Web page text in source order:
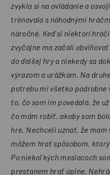
zvykla si na ovládanie a
trénovala s náhodnými
náročné. Keď si niektorí
zvyčajne ma začali
do ďalšej hry a niekedy sa
výrazom a urážkam. Na
potrebu mi všetko podrobne
to, čo som im povedala, že
čo mám robiť, akoby som
hre. Nechceli uznať, že mám
môžem hrať spôsobom, ktorý
Po niekoľkých mesiacoch
prestanem hrať úplne.